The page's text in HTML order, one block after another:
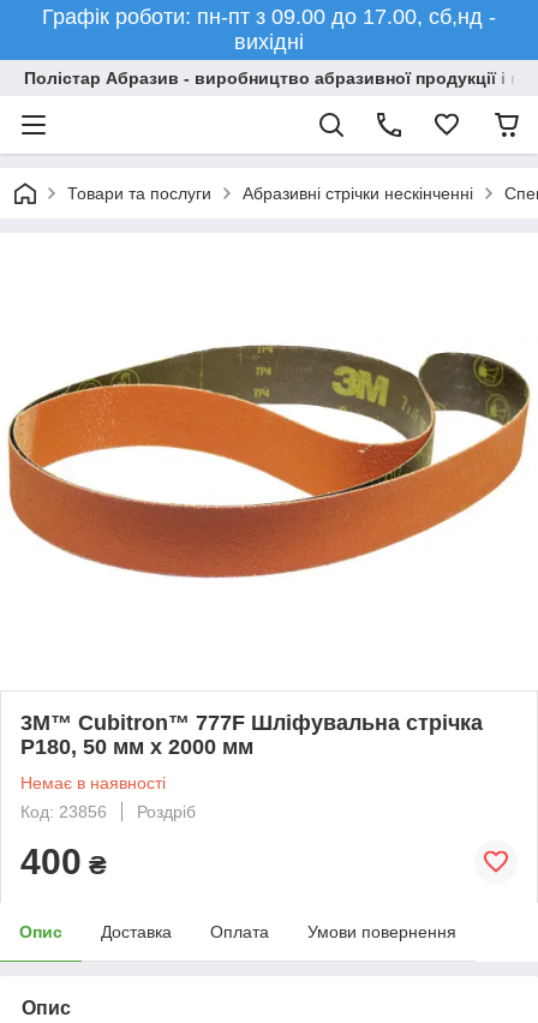
Графік роботи: пн-пт з 09.00 до 17.00, сб,нд -
вихідні
Полістар Абразив - виробництво абразивної продукції і
Товари та послуги Абразивні стрічки нескінченні
3M™ Cubitron™ 777F Шліфувальна стрічка
P180, 50 мм x 2000 мм
Немає в наявності
Код: 23856
Роздріб
400 ₴
Опис Доставка Оплата Умови повернення
Опис